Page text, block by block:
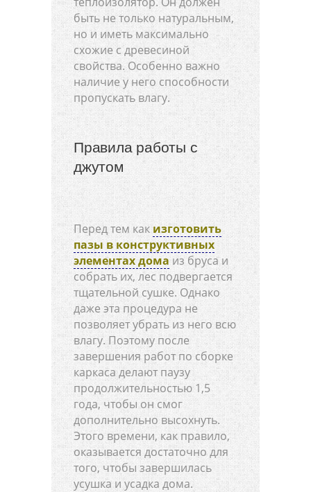
быть не только натуральным,
но и иметь максимально
схожие с древесиной
свойства. Особенно важно
наличие у него способности
пропускать влагу.
Правила работы с
джутом
Перед тем какизготовить
пазы в конструктивных
элементах дома из бруса и
собрать их, лес подвергается
тщательной сушке. Однако
даже эта процедура не
позволяет убрать из него всю
влагу. Поэтому после
завершения работ по сборке
каркаса делают паузу
продолжительностью 1,5
года, чтобы он смог
дополнительно высохнуть.
Этого времени, как правило,
оказывается достаточно для
того, чтобы завершилась
усушка и усадка дома.